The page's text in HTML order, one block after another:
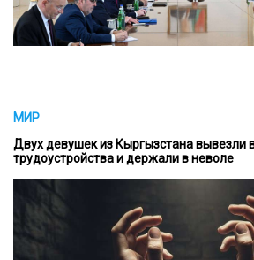
МИР
Двух девушек из Кыргызстана
трудоустройства и держали в неволе